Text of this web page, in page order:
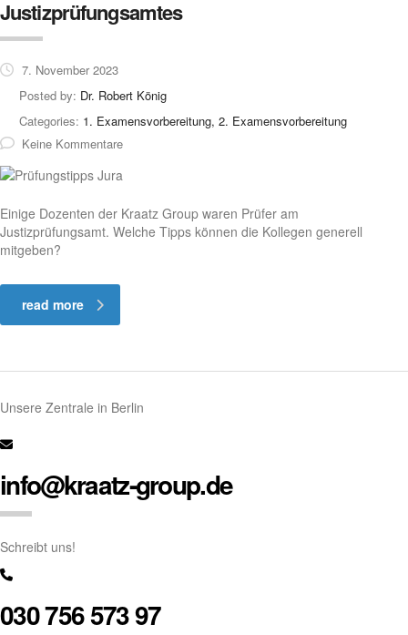
Justizprüfungsamtes
7. November 2023
Posted by: Dr. Robert König
Categories: 1. Examensvorbereitung, 2. Examensvorbereitung
Keine Kommentare
Einige Dozenten der Kraatz Group waren Prüfer am
Justizprüfungsamt. Welche Tipps können die Kollegen generell
mitgeben?
read more
Unsere Zentrale in Berlin
info@kraatz-group.de
Schreibt uns!
030 756 573 97